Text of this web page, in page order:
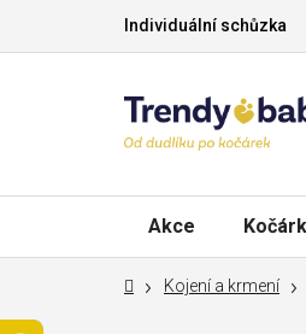
Individuální schůzka
Akce
DomůKojení a krmení